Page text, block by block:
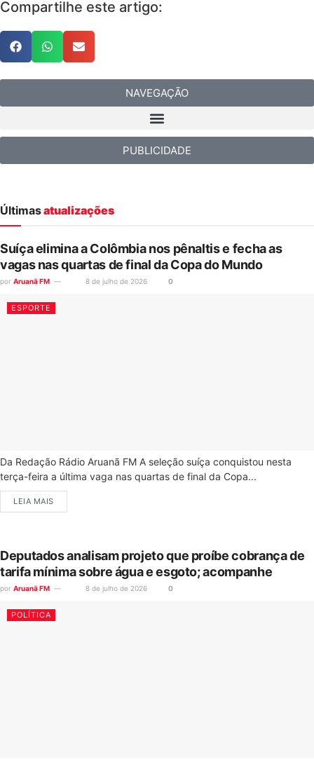
Compartilhe este artigo:
NAVEGAÇÃO
PUBLICIDADE
Últimasatualizações
Suíça elimina a Colômbia nos pênaltis e fecha as
vagas nas quartas de final da Copa do Mundo
por Aruanã FM 8 de julho de 2026 0
ESPORTE
Da Redação Rádio Aruanã FM A seleção suíça conquistou nesta
terça-feira a última vaga nas quartas de final da Copa...
LEIA MAIS
Deputados analisam projeto que proíbe cobrança de
tarifa mínima sobre água e esgoto; acompanhe
por Aruanã FM 8 de julho de 2026 0
POLÍTICA